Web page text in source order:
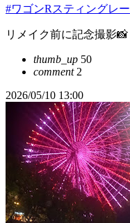
#ワゴンRスティングレー
リメイク前に記念撮影📸
thumb_up 50
comment2
2026/05/10 13:00